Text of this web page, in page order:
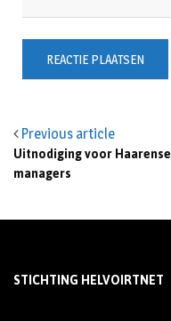
Previous article
Uitnodiging voor Haarense
managers
STICHTING HELVOIRTNET